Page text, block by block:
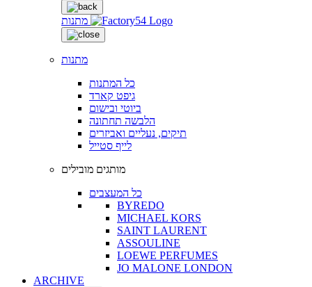
מתנות
מתנות
כל המתנות
גיפט קארד
ביוטי ובישום
הלבשה תחתונה
תיקים, נעליים ואביזרים
לייף סטייל
מותגים מובילים
כל המעצבים
BYREDO
MICHAEL KORS
SAINT LAURENT
ASSOULINE
LOEWE PERFUMES
JO MALONE LONDON
ARCHIVE